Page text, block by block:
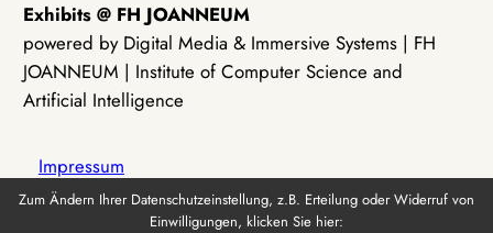
Exhibits @ FH JOANNEUM
powered by Digital Media & Immersive Systems | FH
JOANNEUM | Institute of Computer Science and
Artificial Intelligence
Impressum
Zum Ändern Ihrer Datenschutzeinstellung, z.B. Erteilung oder Widerruf von
Einwilligungen, klicken Sie hier: